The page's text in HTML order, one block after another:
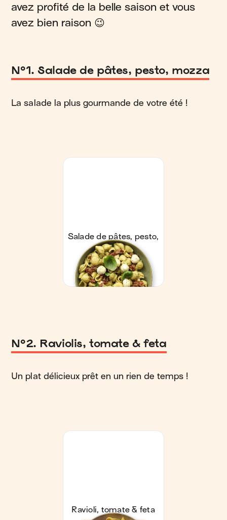
avez profité de la belle saison et vous
avez bien raison 😉
N°1. Salade de pâtes, pesto, mozza
La salade la plus gourmande de votre été !
N°2. Raviolis, tomate & feta
Un plat délicieux prêt en un rien de temps !